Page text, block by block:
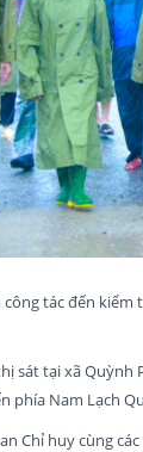
tác đến
sát tại xã Quỳnh
phía Nam Lạch
Chỉ huy cùng